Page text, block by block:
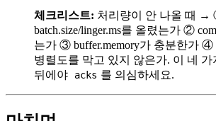
체크리스트: 처리량이 안 나올 때
batch.size/linger.ms를 올렸는가 ②
는가 ③ buffer.memory가 충분한가 ④
병렬도를 막고 있지 않은가. 이 네 가
뒤에야
acks 를 의심하세요.